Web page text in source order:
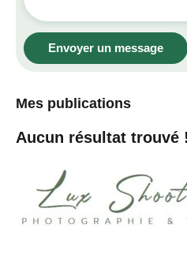
Envoyer un message
Mes publications
Aucun résultat trouvé !